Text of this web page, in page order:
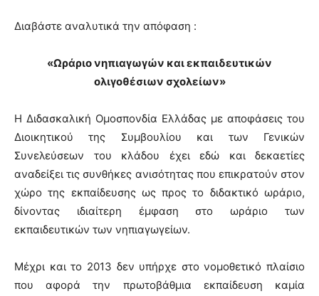
Διαβάστε αναλυτικά την απόφαση :
«Ωράριο νηπιαγωγών και εκπαιδευτικών
ολιγοθέσιων σχολείων»
Η Διδασκαλική Ομοσπονδία Ελλάδας με αποφάσεις του
Διοικητικού της Συμβουλίου και των Γενικών
Συνελεύσεων του κλάδου έχει εδώ και δεκαετίες
αναδείξει τις συνθήκες ανισότητας που επικρατούν στον
χώρο της εκπαίδευσης ως προς το διδακτικό ωράριο,
δίνοντας ιδιαίτερη έμφαση στο ωράριο των
εκπαιδευτικών των νηπιαγωγείων.
Μέχρι και το 2013 δεν υπήρχε στο νομοθετικό πλαίσιο
που αφορά την πρωτοβάθμια εκπαίδευση καμία